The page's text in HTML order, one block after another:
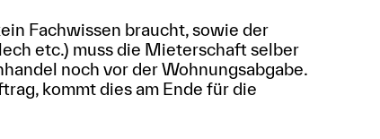
Fachwissen braucht, sowie der
etc.) muss die Mieterschaft selber
noch vor der Wohnungsabgabe.
kommt dies am Ende für die